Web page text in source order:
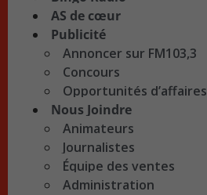
AS de cœur
Publicité
Annoncer sur FM103,3
Concours
Opportunités d’affaires
Nous Joindre
Animateurs
Journalistes
Équipe des ventes
Administration